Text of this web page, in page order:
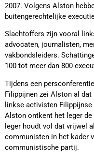
2007. Volgens Alston
buitengerechtelijke
Slachtoffers zijn vooral
advocaten, journalisten,
vakbondsleiders.
100 tot meer dan 800
Tijdens een
Filippijnen zei Alston al
linkse activisten
Alston ontkent het leger
leger houdt vol dat vrijwel
communisten in het kader
communistische partij.